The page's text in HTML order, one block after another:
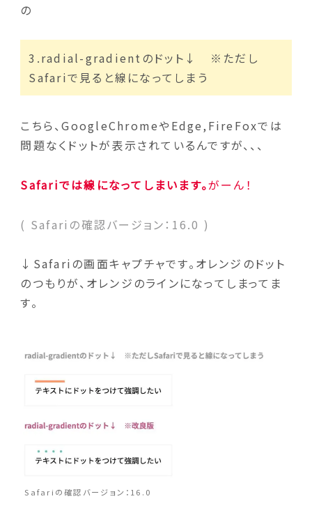
の
3.radial-gradientのドット↓ ※ただし
Safariで見ると線になってしまう
こちら、GoogleChromeやEdge,FireFoxでは
問題なくドットが表示されているんですが、、、
Safariでは線になってしまいます。がーん！
( Safariの確認バージョン：16.0 )
↓Safariの画面キャプチャです。オレンジのドット
のつもりが、オレンジのラインになってしまってま
す。
Safariの確認バージョン：16.0